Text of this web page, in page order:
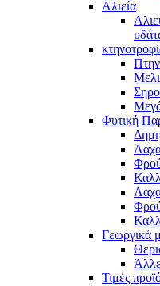
Αλιεία
Φυτική
Γεωργικά
Τιμές